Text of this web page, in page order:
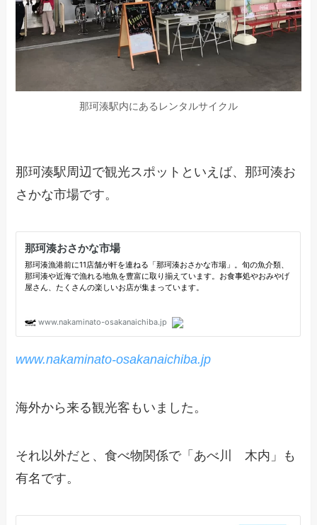
那珂湊駅内にあるレンタルサイクル
那珂湊駅周辺で観光スポットといえば、那珂湊お
さかな市場です。
www.nakaminato-osakanaichiba.jp
海外から来る観光客もいました。
それ以外だと、食べ物関係で「あべ川 木内」も
有名です。